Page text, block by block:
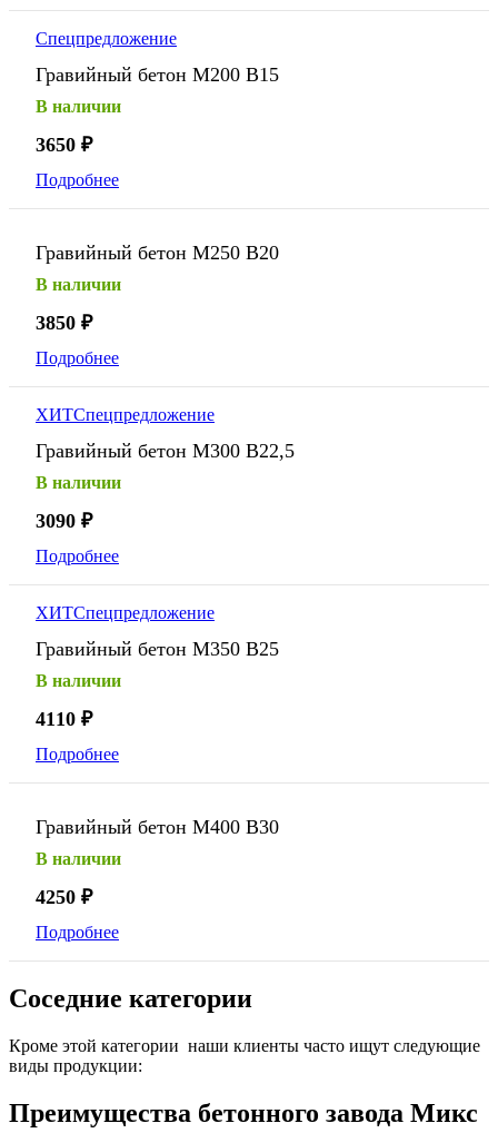
Спецпредложение
Гравийный бетон М200 В15
В наличии
3650 ₽
Подробнее
Гравийный бетон М250 В20
В наличии
3850 ₽
Подробнее
ХИТСпецпредложение
Гравийный бетон М300 В22,5
В наличии
3090 ₽
Подробнее
ХИТСпецпредложение
Гравийный бетон М350 В25
В наличии
4110 ₽
Подробнее
Гравийный бетон М400 В30
В наличии
4250 ₽
Подробнее
Соседние категории
Кроме этой категории наши клиенты часто ищут следующие
виды продукции:
Преимущества бетонного завода Микс